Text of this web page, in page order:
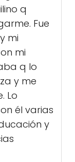
q
Fue
mi
mi
q lo
y me
Lo
él varias
y